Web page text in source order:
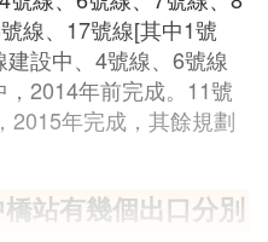
線、17號線[其中1號
設中、4號線、6號線
，2014年前完成。11號
2015年完成，其餘規劃
站有幾個出口分別